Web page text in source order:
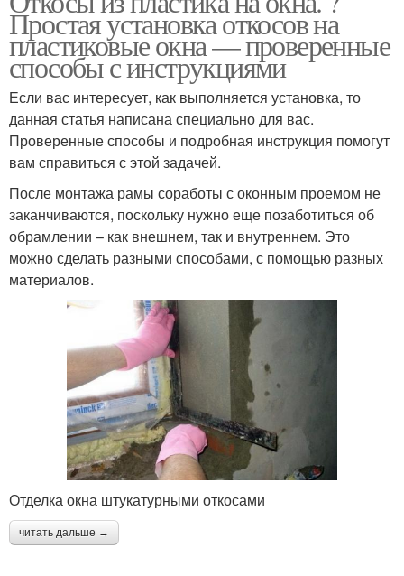
откосы
панелей
Металлические откосы Наружные откосы
Откосы из металла Откосы на окна
Внутренние откосы
пластиковых окон
Пластиковые откосы Оконные откосы
Простая установка откосов на
пластиковые окна — проверенные
способы с инструкциями
Если вас интересует, как выполняется установка, то
данная статья написана специально для вас.
Проверенные способы и подробная инструкция помогут
вам справиться с этой задачей.
После монтажа рамы соработы с оконным проемом не
заканчиваются, поскольку нужно еще позаботиться об
обрамлении – как внешнем, так и внутреннем. Это
можно сделать разными способами, с помощью разных
материалов.
Отделка окна штукатурными откосами
читать дальше →